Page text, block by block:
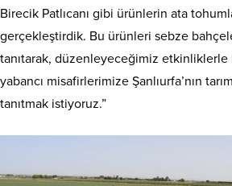
Birecik Patlıcanı gibi ürünlerin ata
gerçekleştirdik. Bu ürünleri sebze
tanıtarak, düzenleyeceğimiz
yabancı misafirlerimize Şanlıurfa’nın
tanıtmak istiyoruz.”